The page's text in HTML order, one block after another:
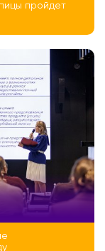
пройдет